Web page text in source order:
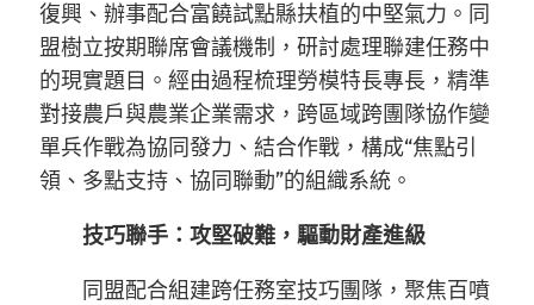
復興、辦事配合富饒試點縣扶植的中堅氣力。同
盟樹立按期聯席會議機制，研討處理聯建任務中
的現實題目。經由過程梳理勞模特長專長，精準
對接農戶與農業企業需求，跨區域跨團隊協作變
單兵作戰為協同發力、結合作戰，構成“焦點引
領、多點支持、協同聯動”的組織系統。
技巧聯手：攻堅破難，驅動財產進級
同盟配合組建跨任務室技巧團隊，聚焦百噴